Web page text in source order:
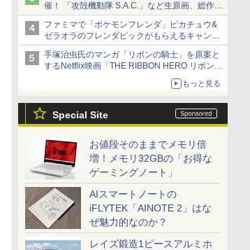
催！ 「攻殻機動隊 S.A.C.」など生原画、総作画
監督修正が展示
ファミマで「ポケモンフレンダ」ピカチュウ&
ゼラオラのフレンダピックがもらえるキャンペ
ーン開催！
手塚治虫氏のマンガ「リボンの騎士」を原案と
するNetflix映画「THE RIBBON HERO リボンヒ
もっと見る
Special Site
お値段そのままでメモリ倍
増！メモリ32GBの「お得な
ゲーミングノート」
AIスマートノートの
iFLYTEK「AINOTE 2」はな
ぜ魅力的なのか？
レイズ鍛造1ピースアルミホ